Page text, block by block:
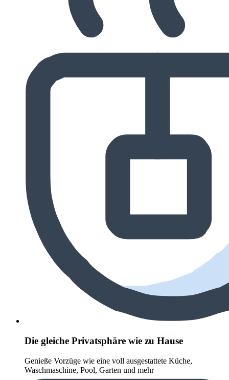
Die gleiche Privatsphäre wie zu Hause
Genieße Vorzüge wie eine voll ausgestattete Küche,
Waschmaschine, Pool, Garten und mehr